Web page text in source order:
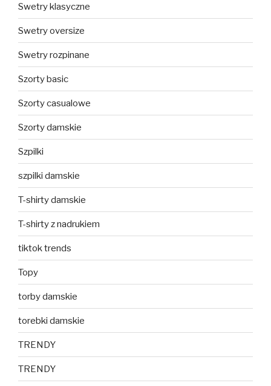
Swetry klasyczne
Swetry oversize
Swetry rozpinane
Szorty basic
Szorty casualowe
Szorty damskie
Szpilki
szpilki damskie
T-shirty damskie
T-shirty z nadrukiem
tiktok trends
Topy
torby damskie
torebki damskie
TRENDY
TRENDY